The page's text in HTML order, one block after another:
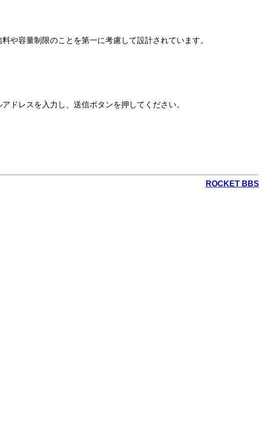
や容量制限のことを第一に考慮して設計されています。
ドレスを入力し、送信ボタンを押してください。
ROCKET BBS